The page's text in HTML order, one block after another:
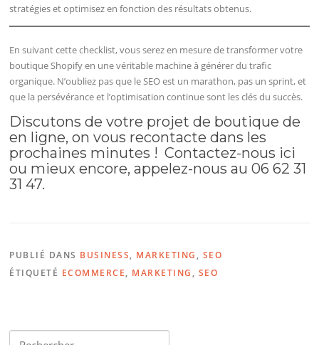
stratégies et optimisez en fonction des résultats obtenus.
En suivant cette checklist, vous serez en mesure de transformer votre
boutique Shopify en une véritable machine à générer du trafic
organique. N’oubliez pas que le SEO est un marathon, pas un sprint, et
que la persévérance et l’optimisation continue sont les clés du succès.
Discutons de votre projet de boutique de
en ligne, on vous recontacte dans les
prochaines minutes ! Contactez-nous ici
ou mieux encore, appelez-nous au 06 62 31
31 47.
PUBLIÉ DANS BUSINESS, MARKETING , SEO
ÉTIQUETÉ ECOMMERCE, MARKETING , SEO